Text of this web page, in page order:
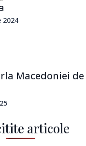
2024
Macedoniei de
articole